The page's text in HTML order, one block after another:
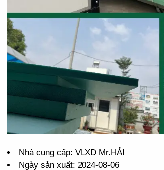
Nhà cung cấp: VLXD Mr.HẢI
Ngày sản xuất: 2024-08-06